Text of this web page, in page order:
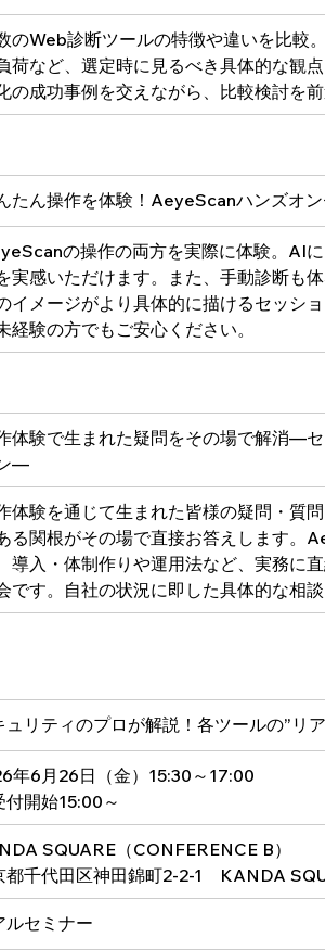
のWeb診断ツールの特徴や違いを比較
荷など、選定時に見るべき具体的な観
の成功事例を交えながら、比較検討を
たん操作を体験！AeyeScanハンズオ
の操作の両方を実際に体験。AI
実感いただけます。また、手動診断も
イメージがより具体的に描けるセッシ
経験の方でもご安心ください。
体験で生まれた疑問をその場で解消―
―
体験を通じて生まれた皆様の疑問・質
る関根がその場で直接お答えします。
導入・体制作りや運用法など、実務に
です。自社の状況に即した具体的な相
ュリティのプロが解説！各ツールの”リ
年6月26日（金）15:30～17:00
開始15:00～
SQUARE（CONFERENCE B）
都千代田区神田錦町2-2-1　KANDA
ルセミナー